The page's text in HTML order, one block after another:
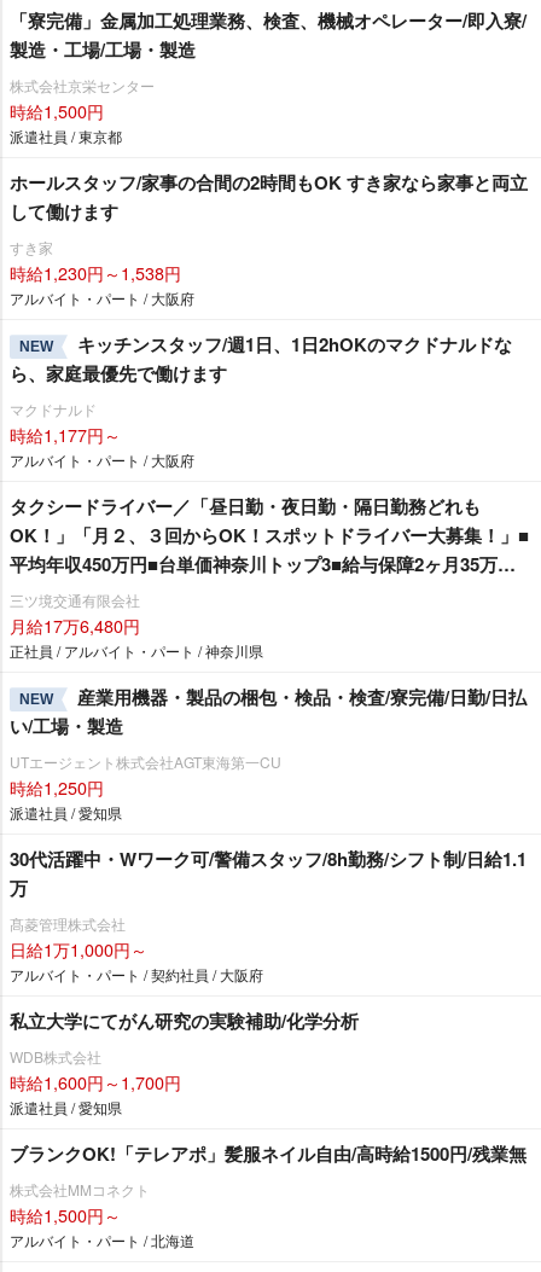
「寮完備」金属加工処理業務、検査、機械オペレーター/即入寮/
製造・工場/工場・製造
株式会社京栄センター
時給1,500円
派遣社員 / 東京都
ホールスタッフ/家事の合間の2時間もOK すき家なら家事と両立
して働けます
すき家
時給1,230円～1,538円
アルバイト・パート / 大阪府
NEW
キッチンスタッフ/週1日、1日2hOKのマクドナルドな
ら、家庭最優先で働けます
マクドナルド
時給1,177円～
アルバイト・パート / 大阪府
タクシードライバー／「昼日勤・夜日勤・隔日勤務どれも
OK！」「月２、３回からOK！スポットドライバー大募集！」■
平均年収450万円■台単価神奈川トップ3■給与保障2ヶ月35万円■
高収入のヒケツは都内と違う「リピーターの多さ」「安定した
営業」ができるから！
三ツ境交通有限会社
月給17万6,480円
正社員 / アルバイト・パート / 神奈川県
NEW
産業用機器・製品の梱包・検品・検査/寮完備/日勤/日払
い/工場・製造
UTエージェント株式会社AGT東海第一CU
時給1,250円
派遣社員 / 愛知県
30代活躍中・Wワーク可/警備スタッフ/8h勤務/シフト制/日給1.1
万
髙菱管理株式会社
日給1万1,000円～
アルバイト・パート / 契約社員 / 大阪府
私立大学にてがん研究の実験補助/化学分析
WDB株式会社
時給1,600円～1,700円
派遣社員 / 愛知県
ブランクOK!「テレアポ」髪服ネイル自由/高時給1500円/残業無
株式会社MMコネクト
時給1,500円～
アルバイト・パート / 北海道